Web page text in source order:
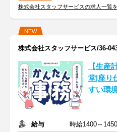
株式会社スタッフサービスの求人一覧
NEW
株式会社スタッフサービス/36-
【生産
堂|座り
すい環
給与
時給1400～